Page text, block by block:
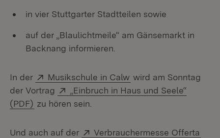
in vier Stuttgarter Stadtteilen sowie
auf der „Blaulichtmeile“ am Gänsemarkt in
Backnang informieren.
In der Extern:
Musikschule in Calw (Öffnet in neuem
wird am Sonntag
der Vortrag
Extern:
„Einbruch in Haus und Seele“
(PDF) (Öffnet in neuem Fenster)
zu hören sein.
Und auch auf der Extern:
Verbrauchermesse Offerta